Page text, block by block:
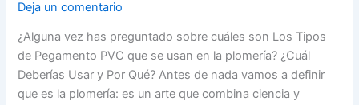
Deja un comentario
¿Alguna vez has preguntado sobre cuáles son Los Tipos
de Pegamento PVC que se usan en la plomería? ¿Cuál
Deberías Usar y Por Qué? Antes de nada vamos a definir
que es la plomería: es un arte que combina ciencia y